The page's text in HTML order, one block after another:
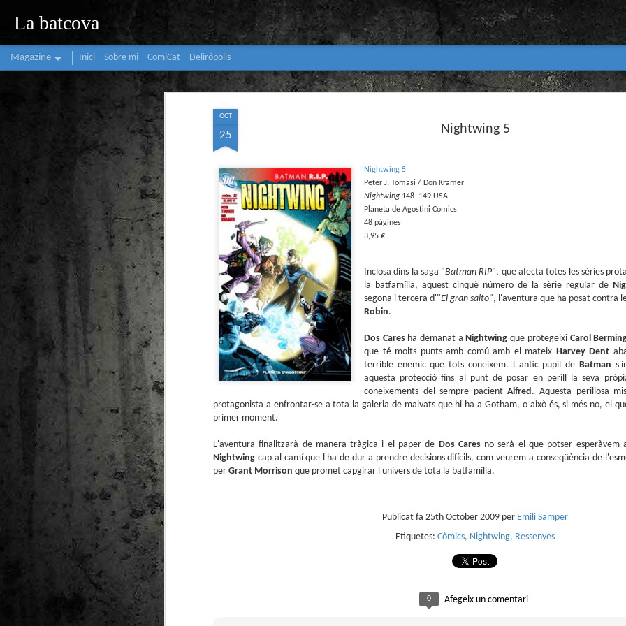
OCT
25 Nightwing 5
Nightwing 5
Peter J. Tomasi / Don Kramer
Nightwing 148–149 USA
Planeta de Agostini Comics
48 pàgines
3,95 €
Inclosa dins la saga "Batman RIP", que afecta totes les sèries
la batfamília, aquest cinquè número de la sèrie regular de
segona i tercera d'"El gran salto", l'aventura que ha posat contra
Robin.
Dos Caresha demanat aNightwing que protegeixi Carol
que té molts punts amb comú amb el mateix Harvey Dent
terrible enemic que tots coneixem. L'antic pupil de Batman
aquesta protecció fins al punt de posar en perill la seva
coneixements del sempre pacientAlfred. Aquesta perillosa
protagonista a enfrontar-se a tota la galeria de malvats que hi ha a Gotham, o això és, si més no, el
primer moment.
L'aventura finalitzarà de manera tràgica i el paper de Dos Cares no serà el que potser esperàvem
Nightwing cap al camí que l'ha de dur a prendre decisions difícils, com veurem a conseqüència de
per Grant Morrison que promet capgirar l'univers de tota la batfamília.
Publicat fa 25th October 2009 per Emili Samper
Etiquetes: Còmics Nightwing Ressenyes
0 Afegeix un comentari
La batcova
Magazine Inici Sobre mi ComiCat Delirópolis
primavera 2026
Abril
En vela / En blanc
Després de l’èxit d’Estamos todas bien (Premi Nacional
Todo bajo el sol (llegit el 2023 al club de lectura), Ana
un assaig gràfic tan necessari com inquietant: En vela /
és només un relat íntim sobre l’insomni, sinó una
productivitat.